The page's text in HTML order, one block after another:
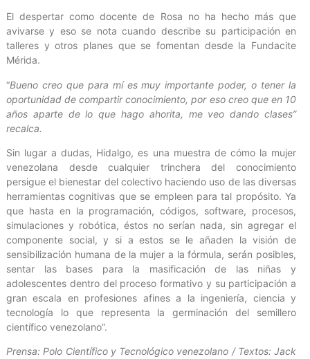
El despertar como docente de Rosa no ha hecho más que
avivarse y eso se nota cuando describe su participación en
talleres y otros planes que se fomentan desde la Fundacite
Mérida.
“Bueno creo que para mí es muy importante poder, o tener la
oportunidad de compartir conocimiento, por eso creo que en 10
años aparte de lo que hago ahorita, me veo dando clases”
recalca.
Sin lugar a dudas, Hidalgo, es una muestra de cómo la mujer
venezolana desde cualquier trinchera del conocimiento
persigue el bienestar del colectivo haciendo uso de las diversas
herramientas cognitivas que se empleen para tal propósito. Ya
que hasta en la programación, códigos, software, procesos,
simulaciones y robótica, éstos no serían nada, sin agregar el
componente social, y si a estos se le añaden la visión de
sensibilización humana de la mujer a la fórmula, serán posibles,
sentar las bases para la masificación de las niñas y
adolescentes dentro del proceso formativo y su participación a
gran escala en profesiones afines a la ingeniería, ciencia y
tecnología lo que representa la germinación del semillero
científico venezolano”.
Prensa: Polo Científico y Tecnológico venezolano / Textos: Jack